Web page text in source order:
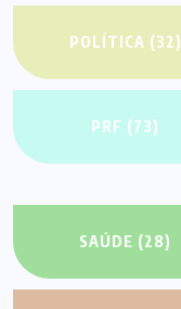
POLÍTICA (32)
PRF (73)
SAÚDE (28)